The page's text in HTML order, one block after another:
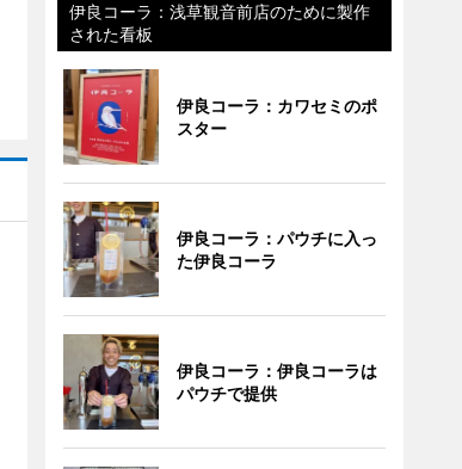
伊良コーラ：浅草観音前店のために製作
された看板
伊良コーラ：カワセミのポ
スター
伊良コーラ：パウチに入っ
た伊良コーラ
伊良コーラ：伊良コーラは
パウチで提供